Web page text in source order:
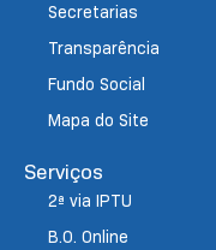
Secretarias
Transparência
Fundo Social
Mapa do Site
Serviços
2ª via IPTU
B.O. Online